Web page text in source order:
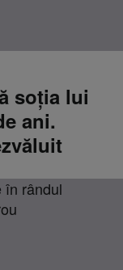
soţia lui
ani.